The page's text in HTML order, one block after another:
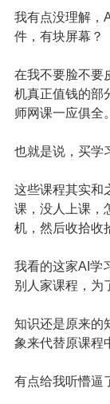
我有点没理解，
件，有块屏幕？
在我不要脸不要
机真正值钱的部
师网课一应俱全。
也就是说，买学
这些课程其实和
课，没人上课，
机，然后收拾收
我看的这家AI学
别人家课程，为
知识还是原来的
象来代替原课
有点给我听懵